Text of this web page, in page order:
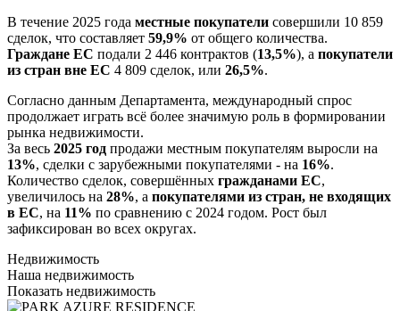
В течение 2025 года местные покупатели совершили 10 859
сделок, что составляет 59,9% от общего количества.
Граждане ЕС подали 2 446 контрактов (13,5%), а покупатели
из стран вне ЕС 4 809 сделок, или 26,5%.
Согласно данным Департамента, международный спрос
продолжает играть всё более значимую роль в формировании
рынка недвижимости.
За весь 2025 год продажи местным покупателям выросли на
13%, сделки с зарубежными покупателями - на 16%.
Количество сделок, совершённых гражданами ЕС,
увеличилось на 28%, а покупателями из стран, не входящих
в ЕС, на 11% по сравнению с 2024 годом. Рост был
зафиксирован во всех округах.
Недвижимость
Наша недвижимость
Показать недвижимость